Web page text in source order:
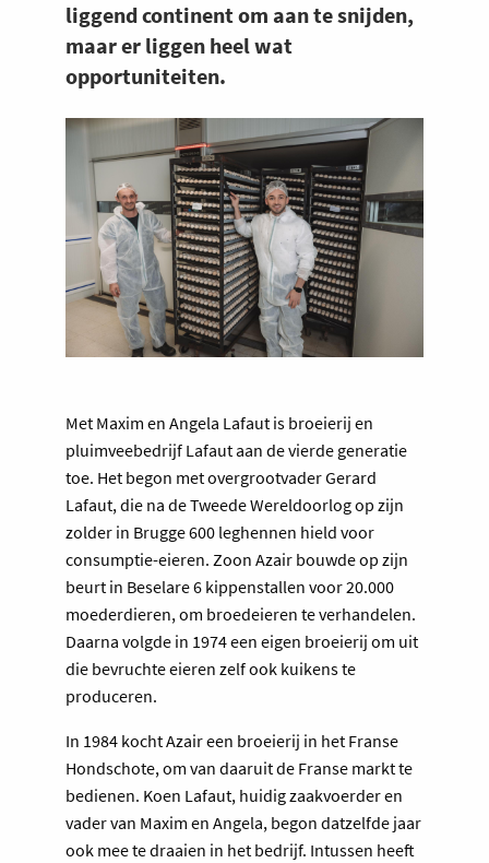
liggend continent om aan te snijden,
maar er liggen heel wat
opportuniteiten.
Met Maxim en Angela Lafaut is broeierij en
pluimveebedrijf Lafaut aan de vierde generatie
toe. Het begon met overgrootvader Gerard
Lafaut, die na de Tweede Wereldoorlog op zijn
zolder in Brugge 600 leghennen hield voor
consumptie-eieren. Zoon Azair bouwde op zijn
beurt in Beselare 6 kippenstallen voor 20.000
moederdieren, om broedeieren te verhandelen.
Daarna volgde in 1974 een eigen broeierij om uit
die bevruchte eieren zelf ook kuikens te
produceren.
In 1984 kocht Azair een broeierij in het Franse
Hondschote, om van daaruit de Franse markt te
bedienen. Koen Lafaut, huidig zaakvoerder en
vader van Maxim en Angela, begon datzelfde jaar
ook mee te draaien in het bedrijf. Intussen heeft